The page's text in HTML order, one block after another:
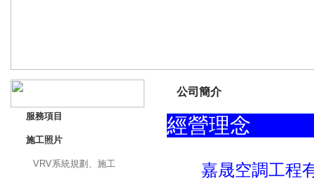
服務項目
施工照片
VRV系統規劃、施工
公司簡介
經營理念
嘉晟空調工程